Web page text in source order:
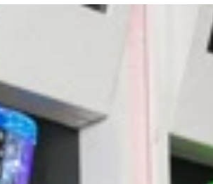
出や高いスペックに安田大サーカスの３
るお笑い芸人として呼ばれたのに、ひ